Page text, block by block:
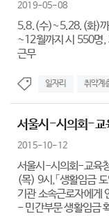
2019-05-08
5.8.(수)~5.28.(화)까
~12월까지 시 550명,
근무
일자리 취약계
서울시-시의회-교
2015-10-12
서울시-시의회-교육
(목) 9시,「생활임금
기관 소속근로자에게
- 민간부문 생활임금